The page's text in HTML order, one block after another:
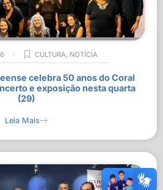
CULTURA, NOTÍCIA
celebra 50 anos do Coral
e exposição nesta quarta
(29)
Leia Mais